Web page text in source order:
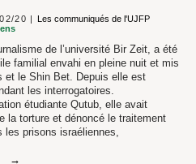
20
Les communiqués de l'UJFP
de l’université Bir Zeit, a été
familial envahi en pleine nuit et mis
et le Shin Bet. Depuis elle est
les interrogatoires.
étudiante Qutub, elle avait
la torture et dénoncé le traitement
les prisons israéliennes,